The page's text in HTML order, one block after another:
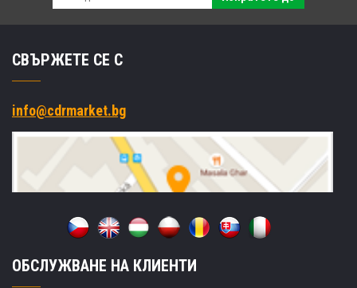
СВЪРЖЕТЕ СЕ С
info@cdrmarket.bg
ОБСЛУЖВАНЕ НА КЛИЕНТИ